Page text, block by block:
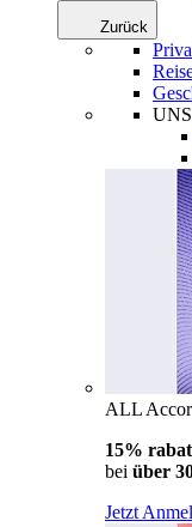
Zurück
ALL
15%
bei über
Jetzt